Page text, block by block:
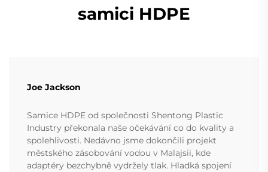
samici HDPE
Joe Jackson
Samice HDPE od společnosti Shentong Plastic
Industry překonala naše očekávání co do kvality a
spolehlivosti. Nedávno jsme dokončili projekt
městského zásobování vodou v Malajsii, kde
adaptéry bezchybně vydržely tlak. Hladká spojení